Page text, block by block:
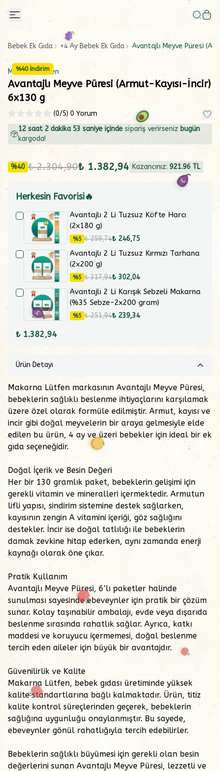
Bebek Ek Gıda +4 Ay Bebek Ek Gıda Avantajlı Meyve Püresi
%40 İndirim
Makarna Lütfen
Avantajlı Meyve Püresi (Armut-Kayısı-İncir)
6x130 g
(0/5) 0 Yorum
12 saat 2 dakika 53 saniye içinde sipariş verirseniz bugün
kargoda!
%40 ₺ 2.304,90₺ 1.382,94 Kazancınız: 921.96 TL
Herkesin Favorisi🔥
Avantajlı 2 Li Tuzsuz Köfte Harcı
(2x180 g)
%5 ₺ 259,74₺ 246,75
Avantajlı 2 Li Tuzsuz Kırmızı Tarhana
(2x200 g)
%5 ₺ 317,94₺ 302,04
Avantajlı 2 Li Karışık Sebzeli Makarna
(%35 Sebze-2x200 gram)
%5 ₺ 251,94₺ 239,34
₺ 1.382,94
Ürün Detayı
Makarna Lütfen markasının Avantajlı Meyve Püresi,
bebeklerin sağlıklı beslenme ihtiyaçlarını karşılamak
üzere özel olarak formüle edilmiştir. Armut, kayısı ve
incir gibi doğal meyvelerin bir araya gelmesiyle elde
edilen bu ürün, 4 ay ve üzeri bebekler için ideal bir ek
gıda seçeneğidir.
Doğal İçerik ve Besin Değeri
Her bir 130 gramlık paket, bebeklerin gelişimi için
gerekli vitamin ve mineralleri içermektedir. Armutun
lifli yapısı, sindirim sistemine destek sağlarken,
kayısının zengin A vitamini içeriği, göz sağlığını
destekler. İncir ise doğal tatlılığı ile bebeklerin
damak zevkine hitap ederken, aynı zamanda enerji
kaynağı olarak öne çıkar.
Pratik Kullanım
Avantajlı Meyve Püresi, 6’lı paketler halinde
sunulması sayesinde ebeveynler için pratik bir çözüm
sunar. Kolay taşınabilir ambalajı, evde veya dışarıda
beslenme sırasında rahatlık sağlar. Ayrıca, katkı
maddesi ve koruyucu içermemesi, doğal beslenme
tercih eden aileler için büyük bir avantajdır.
Güvenilirlik ve Kalite
Makarna Lütfen, bebek gıdası üretiminde yüksek
kalite standartlarına bağlı kalmaktadır. Ürün, titiz
kalite kontrol süreçlerinden geçerek, bebeklerin
sağlığına uygunluğu onaylanmıştır. Bu sayede,
ebeveynler gönül rahatlığıyla tercih edebilirler.
Bebeklerin sağlıklı büyümesi için gerekli olan besin
değerlerini sunan Avantajlı Meyve Püresi, lezzetli ve